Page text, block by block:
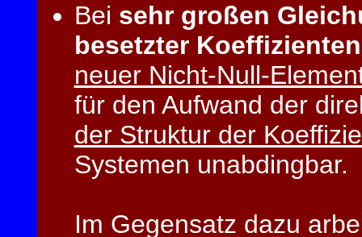
Bei sehr großen
besetzter
neuer Nicht-Null-
für den Aufwand der
der Struktur der
Systemen unabdingbar.
Im Gegensatz dazu